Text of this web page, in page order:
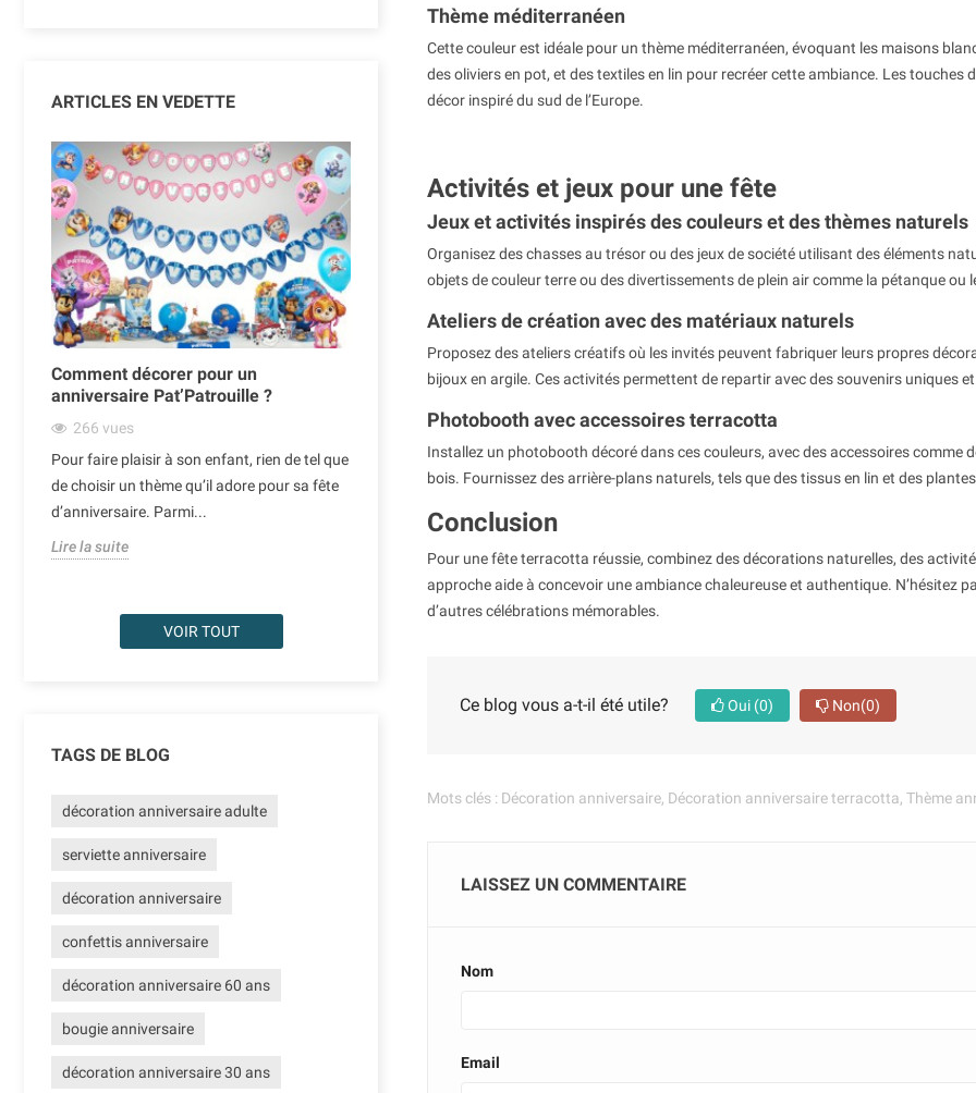
ARTICLES EN VEDETTE
Comment décorer pour un
anniversaire Pat’Patrouille ?
266 vues
Pour faire plaisir à son enfant, rien de tel que
de choisir un thème qu’il adore pour sa fête
d’anniversaire. Parmi...
Lire la suite
Ballons de Noël : comment créer une
342vues
Noël est une période à part, un moment où
l’on aime égayer son intérieur. Pour varier
des traditionnelles guirlandes...
Nos conseils pour une super
1226vues
La Saint-Patrick, cette fête
irlandaise est l’événement du mois de
VOIR TOUT
TAGS DE BLOG
décoration anniversaire adulte
serviette anniversaire
décoration anniversaire
confettis anniversaire
décoration anniversaire 60 ans
bougie anniversaire
décoration anniversaire 30 ans
Thème méditerranéen
Cette couleur est idéale pour un thème méditerranéen, évoquant les maisons
des oliviers en pot, et des textiles en lin pour recréer cette ambiance. Les
décor inspiré du sud de l’Europe.
Activités et jeux pour une fête
Jeux et activités inspirés des couleurs et des thèmes naturels
Organisez des chasses au trésor ou des jeux de société utilisant des éléments
objets de couleur terre ou des divertissements de plein air comme la pétanque ou
Ateliers de création avec des matériaux naturels
Proposez des ateliers créatifs où les invités peuvent fabriquer leurs propres
bijoux en argile. Ces activités permettent de repartir avec des souvenirs uniques
Photobooth avec accessoires terracotta
Installez un photobooth décoré dans ces couleurs, avec des accessoires comme
bois. Fournissez des arrière-plans naturels, tels que des tissus en lin et des
Conclusion
Pour une fête terracotta réussie, combinez des décorations naturelles, des
approche aide à concevoir une ambiance chaleureuse et authentique. N’hésitez
d’autres célébrations mémorables.
Ce blog vous a-t-il été utile? Oui (0) Non(0)
Mots clés : Décoration anniversaire, Décoration anniversaire terracotta, Thème
LAISSEZ UN COMMENTAIRE
Nom
Email